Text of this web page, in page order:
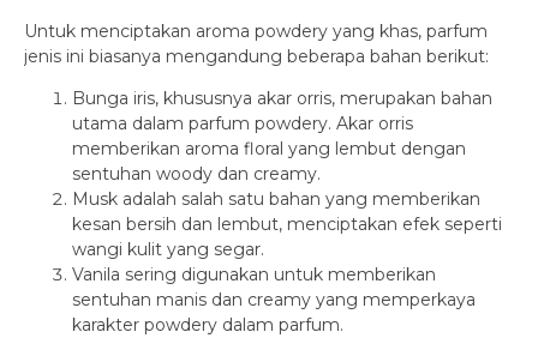
Untuk menciptakan aroma powdery yang khas, parfum
jenis ini biasanya mengandung beberapa bahan berikut:
Bunga iris, khususnya akar orris, merupakan bahan
utama dalam parfum powdery. Akar orris
memberikan aroma floral yang lembut dengan
sentuhan woody dan creamy.
Musk adalah salah satu bahan yang memberikan
kesan bersih dan lembut, menciptakan efek seperti
wangi kulit yang segar.
Vanila sering digunakan untuk memberikan
sentuhan manis dan creamy yang memperkaya
karakter powdery dalam parfum.